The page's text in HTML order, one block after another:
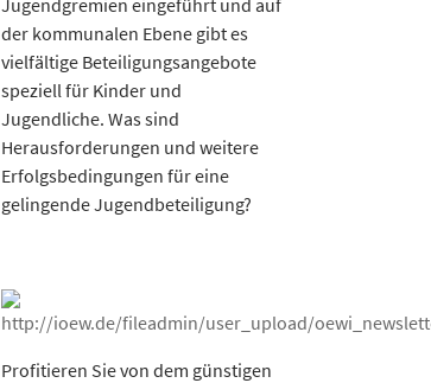
Jugendgremien eingeführt und auf
der kommunalen Ebene gibt es
vielfältige Beteiligungsangebote
speziell für Kinder und
Jugendliche. Was sind
Herausforderungen und weitere
Erfolgsbedingungen für eine
gelingende Jugendbeteiligung?
Profitieren Sie von dem günstigen